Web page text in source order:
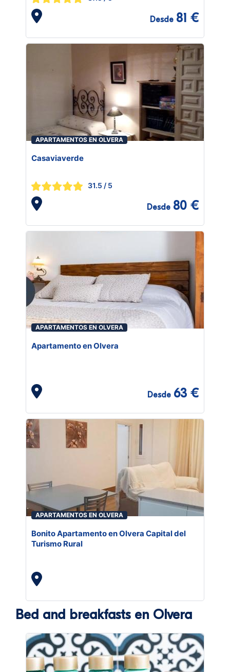
Desde 81 €
APARTAMENTOS EN OLVERA
Casaviaverde
31.5 / 5
Desde 80 €
APARTAMENTOS EN OLVERA
Apartamento en Olvera
Desde 63 €
APARTAMENTOS EN OLVERA
Bonito Apartamento en Olvera Capital del
Turismo Rural
Bed and breakfasts en Olvera